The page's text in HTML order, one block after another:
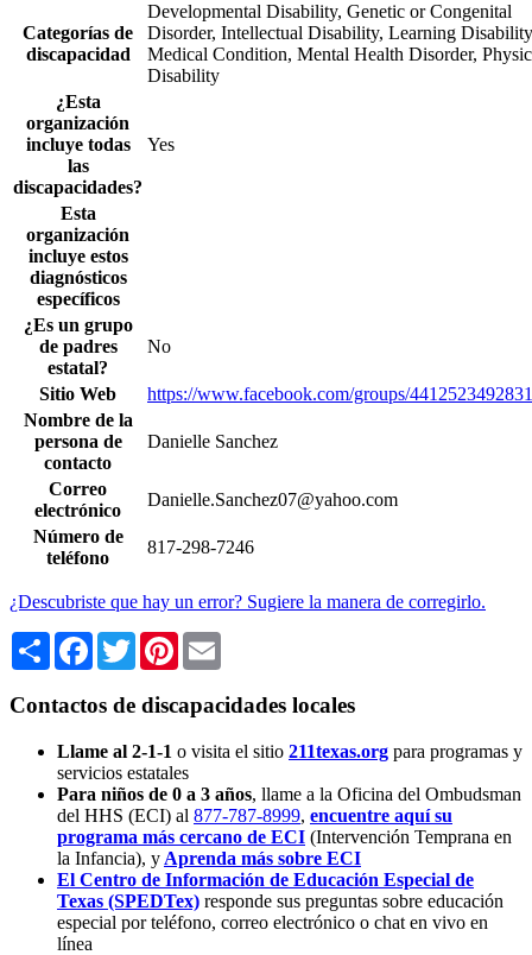
Categorías de
discapacidad
Developmental Disability, Genetic or Congenital
Disorder, Intellectual Disability, Learning
Medical Condition, Mental Health Disorder,
Disability
¿Esta
organización
incluye todas
las
discapacidades?
Yes
Esta
organización
incluye estos
diagnósticos
específicos
¿Es un grupo
de padres
estatal?
No
Sitio Web
https://www.facebook.com/groups/
Nombre de la
persona de
contacto
Danielle Sanchez
Correo
electrónico
Danielle.Sanchez07@yahoo.com
Número de
teléfono
817-298-7246
¿Descubriste que hay un error? Sugiere la manera de corregirlo.
Share Facebook
TwitterPinterest
Contactos de discapacidades locales
Llame al 2-1-1 o visita el sitio 211texas.org para programas y
servicios estatales
Para niños de 0 a 3 años, llame a la Oficina del Ombudsman
del HHS (ECI) al 877-787-8999, encuentre aquí su
programa más cercano de ECI (Intervención Temprana en
la Infancia), y Aprenda más sobre ECI
El Centro de Información de Educación Especial de
Texas (SPEDTex) responde sus preguntas sobre educación
especial por teléfono, correo electrónico o chat en vivo en
línea